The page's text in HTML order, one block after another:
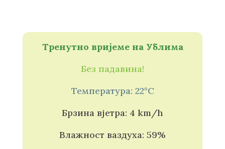
Тренутно вријеме на Ублима
Без падавина!
Температура: 22°C
Брзина вјетра: 4 km/h
Влажност ваздуха: 59%